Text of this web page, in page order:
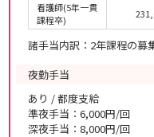
看護師(5年一貫
課程卒)
諸手当内訳：2年課程の募
夜勤手当
あり / 都度支給
準夜手当：6,000円/回
深夜手当：8,000円/回